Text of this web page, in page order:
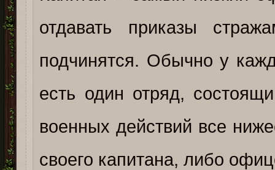
отдавать приказы
подчинятся. Обычно у
есть один отряд,
военных действий все
своего капитана, либо